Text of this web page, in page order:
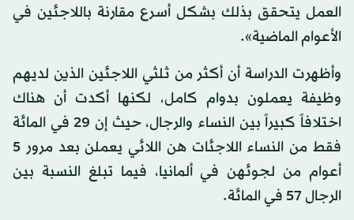
العمل يتحقق بذلك بشكل أسرع مقارنة باللاجئين في
الأعوام الماضية».
وأظهرت الدراسة أن أكثر من ثلثي اللاجئين الذين لديهم
وظيفة يعملون بدوام كامل، لكنها أكدت أن هناك
اختلافاً كبيراً بين النساء والرجال، حيث إن 29 في المائة
فقط من النساء اللاجئات هن اللائي يعملن بعد مرور 5
أعوام من لجوئهن في ألمانيا، فيما تبلغ النسبة بين
الرجال 57 في المائة.